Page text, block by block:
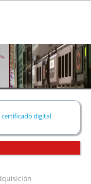
certificado digital